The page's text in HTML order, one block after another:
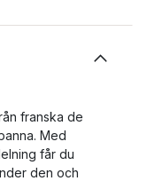
franska de
Med
får du
den och